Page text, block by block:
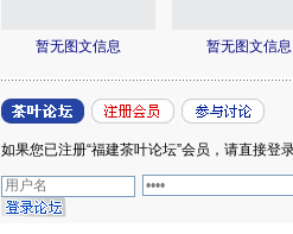
暂无图文信息 暂无图文信息
如果您已注册“福建茶叶论坛”会员，请直接登